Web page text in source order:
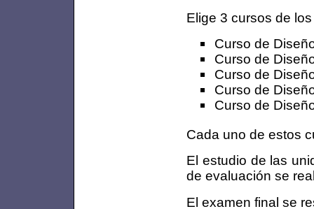
Elige 3 cursos de
Curso de
Curso de
Curso de
Curso de
Curso de
Cada uno de estos
El estudio de las
de evaluación se
El examen final se